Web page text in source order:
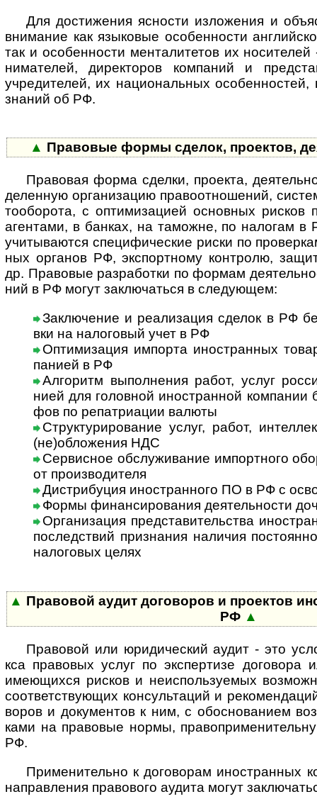
Для достижения ясности изложения и
вни­ма­ние как язы­ко­вые осо­бен­но­сти
так и осо­бен­но­сти мен­та­ли­те­тов их
ни­ма­те­лей, дирек­то­ров ком­па­ний и
учре­ди­те­лей, их нацио­наль­ных
зна­ний об РФ.
▲ Правовые формы сделок, проектов,
Правовая форма сделки, проекта,
де­лен­ную орга­ни­за­цию пра­во­от­но­ше­ний,
то­обо­рота, с опти­миза­цией основ­ных
аген­тами, в бан­ках, на тамо­жне, по нало­гам
учи­ты­ва­ются спе­ци­фи­чес­кие риски по
ных орга­нов РФ, экспор­т­ному конт­ролю,
др. Пра­во­вые раз­ра­бо­тки по фор­мам
ний в РФ могут заклю­ча­ться в сле­дую­щем:
Заключение и реализация сделок в РФ
вки на нало­го­вый учет в РФ
Оптимизация импорта иностранных
па­нией в РФ
Алгоритм выполнения работ, услуг
нией для голов­ной ино­ст­ран­ной ком­па­нии
фов по репат­риа­ции валюты
Структурирование услуг, работ,
(не)об­ло­же­ния НДС
Сервисное обслуживание импортного
от про­из­во­ди­теля
Дистрибуция иностранного ПО в РФ с
Формы финансирования деятельности
Организация представительства
послед­ст­вий приз­на­ния нали­чия
нало­го­вых целях
▲ Правовой аудит договоров и проектов
РФ ▲
Правовой или юридический аудит - это
кса пра­во­вых услуг по экс­пер­тизе дого­вора
имею­щи­хся рис­ков и неис­по­ль­зу­е­мых
соот­вет­ст­вую­щих кон­суль­та­ций и
во­ров и доку­мен­тов к ним, с обо­сно­ва­нием
ками на пра­во­вые нормы,
РФ.
Применительно к договорам иностранных
нап­рав­ле­ния пра­во­вого аудита могут